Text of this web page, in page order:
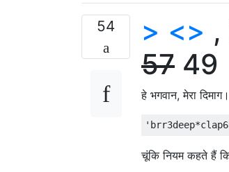
54 > <>
57 49
हे भगवान, मेरा दिमाग।
चूंकि नियम कहते हैं